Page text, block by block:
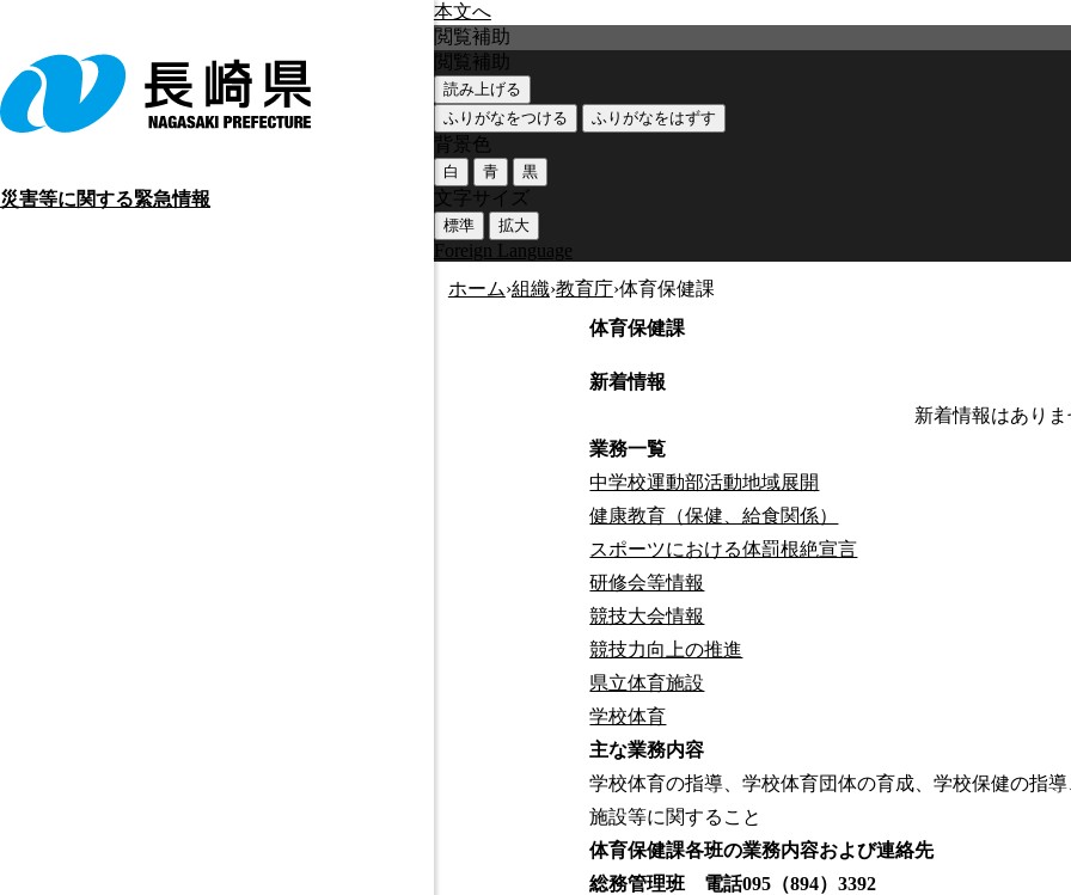
本文へ
災害等に関する緊急情報
閲覧補助
閲覧補助
読み上げる
ふりがなをつける
ふりがなをはずす
背景色
白 青 黒
文字サイズ
標準 拡大
Foreign Language
ホーム›組織›教育庁›体育保健課
体育保健課
新着情報
新着情報はあり
業務一覧
中学校運動部活動地域展開
健康教育（保健、給食関係）
スポーツにおける体罰根絶宣言
研修会等情報
競技大会情報
競技力向上の推進
県立体育施設
学校体育
主な業務内容
学校体育の指導、学校体育団体の育成、学校保健の指
施設等に関すること
体育保健課各班の業務内容および連絡先
総務管理班 電話095（894）3392